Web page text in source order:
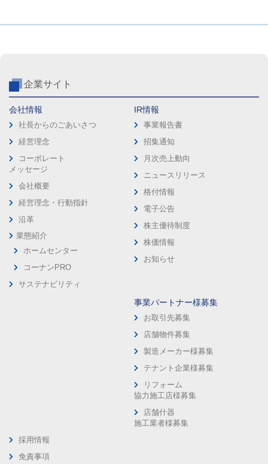
企業サイト
会社情報
社長からのごあいさつ
経営理念
コーポレート
メッセージ
会社概要
経営理念・行動指針
沿革
業態紹介
ホームセンター
コーナンPRO
サステナビリティ
IR情報
事業報告書
招集通知
月次売上動向
ニュースリリース
格付情報
電子公告
株主優待制度
株価情報
お知らせ
事業パートナー様募集
お取引先募集
店舗物件募集
製造メーカー様募集
テナント企業様募集
リフォーム
協力施工店様募集
店舗什器
施工業者様募集
採用情報
免責事項